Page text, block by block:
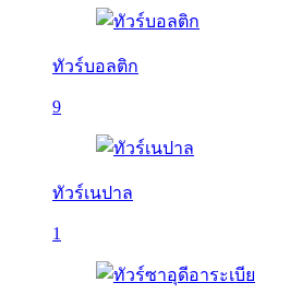
ทัวร์บอลติก
9
ทัวร์เนปาล
1